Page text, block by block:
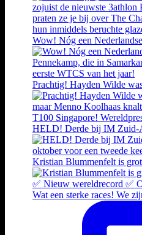
Wow! Nóg een
Prachtig! Hayden Wilde
HELD! Derde bij IM Zuid-
Kristian Blummenfelt is
Wat een sterke races! We